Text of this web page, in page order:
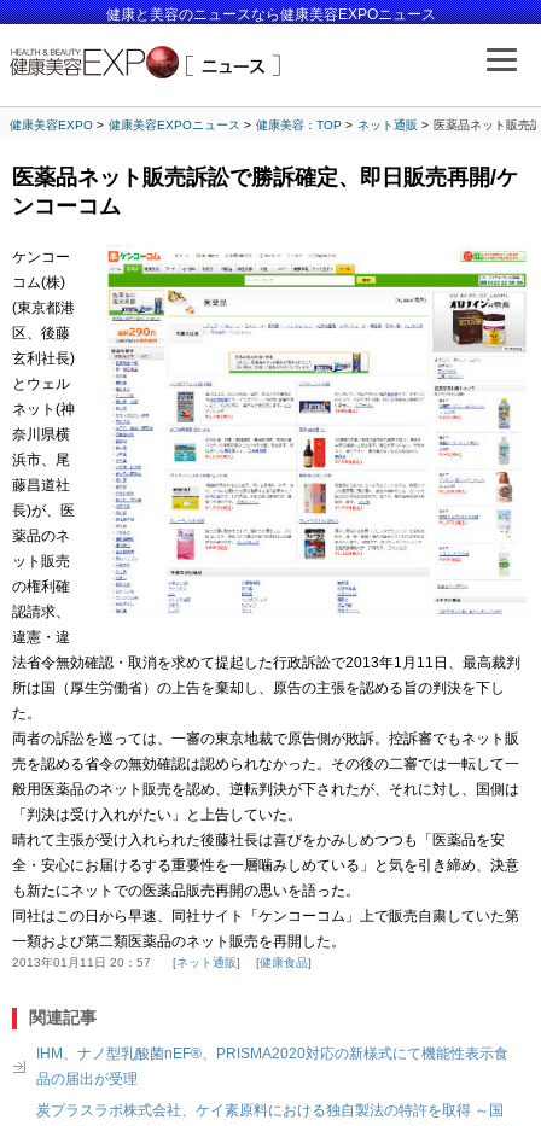
健康と美容のニュースなら健康美容EXPOニュース
健康美容EXPO 健康美容EXPOニュース 健康美容：TOP ネット通販 医薬品ネット販売
医薬品ネット販売訴訟で勝訴確定、即日販売再開/ケ
ンコーコム
ケンコー
コム(株)
(東京都港
区、後藤
玄利社長)
とウェル
ネット(神
奈川県横
浜市、尾
藤昌道社
長)が、医
薬品のネ
ット販売
の権利確
認請求、
違憲・違
法省令無効確認・取消を求めて提起した行政訴訟で2013年1月11日、最高裁判
所は国（厚生労働省）の上告を棄却し、原告の主張を認める旨の判決を下し
た。
両者の訴訟を巡っては、一審の東京地裁で原告側が敗訴。控訴審でもネット販
売を認める省令の無効確認は認められなかった。その後の二審では一転して一
般用医薬品のネット販売を認め、逆転判決が下されたが、それに対し、国側は
「判決は受け入れがたい」と上告していた。
晴れて主張が受け入れられた後藤社長は喜びをかみしめつつも「医薬品を安
全・安心にお届けるする重要性を一層噛みしめている」と気を引き締め、決意
も新たにネットでの医薬品販売再開の思いを語った。
同社はこの日から早速、同社サイト「ケンコーコム」上で販売自粛していた第
一類および第二類医薬品のネット販売を再開した。
2013年01月11日 20：57 ネット通販 健康食品
関連記事
IHM、ナノ型乳酸菌nEF®、PRISMA2020対応の新様式にて機能性表示食
品の届出が受理
炭プラスラボ株式会社、ケイ素原料における独自製法の特許を取得 ～国